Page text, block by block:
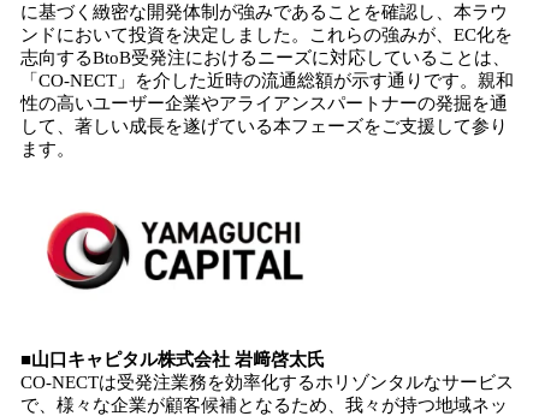
に基づく緻密な開発体制が強みであることを確認し、本ラウ
ンドにおいて投資を決定しました。これらの強みが、EC化を
志向するBtoB受発注におけるニーズに対応していることは、
「CO-NECT」を介した近時の流通総額が示す通りです。親和
性の高いユーザー企業やアライアンスパートナーの発掘を通
して、著しい成長を遂げている本フェーズをご支援して参り
ます。
■山口キャピタル株式会社 岩﨑啓太氏
CO-NECTは受発注業務を効率化するホリゾンタルなサービス
で、様々な企業が顧客候補となるため、我々が持つ地域ネッ